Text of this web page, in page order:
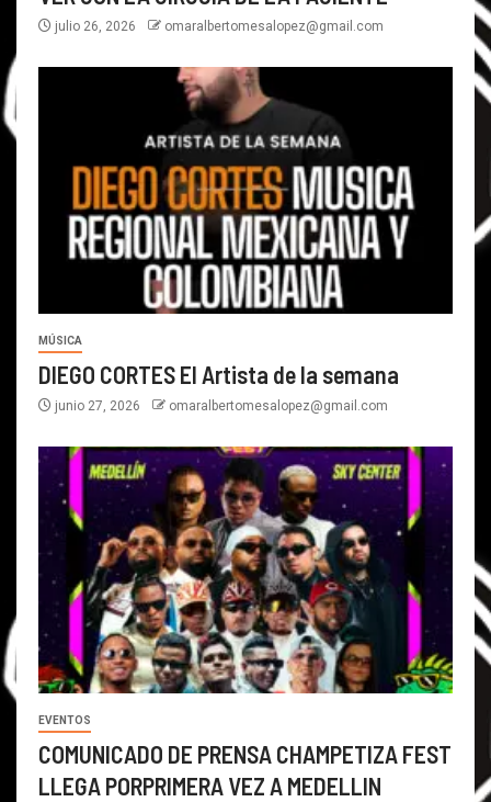
julio 26, 2026 omaralbertomesalopez@gmail.com
MÚSICA
DIEGO CORTES El Artista de la semana
junio 27, 2026 omaralbertomesalopez@gmail.com
EVENTOS
COMUNICADO DE PRENSA CHAMPETIZA FEST
LLEGA PORPRIMERA VEZ A MEDELLIN